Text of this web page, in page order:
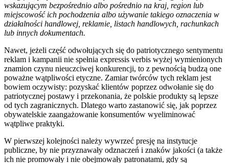
wskazującym bezpośrednio albo pośrednio na kraj, region lub
miejscowość ich pochodzenia albo używanie takiego oznaczenia w
działalności handlowej, reklamie, listach handlowych, rachunkach
lub innych dokumentach.
Nawet, jeżeli część odwołujących się do patriotycznego sentymentu
reklam i kampanii nie spełnia expressis verbis wyżej wymienionych
znamion czynu nieuczciwej konkurencji, to z pewnością budzą one
poważne wątpliwości etyczne. Zamiar twórców tych reklam jest
bowiem oczywisty: pozyskać klientów poprzez odwołanie się do
patriotycznej postawy i przekonania, że polskie produkty są lepsze
od tych zagranicznych. Dlatego warto zastanowić się, jak poprzez
obywatelskie zaangażowanie konsumentów wyeliminować
wątpliwe praktyki.
W pierwszej kolejności należy wywrzeć presję na instytucje
publiczne, by nie przyznawały odznaczeń i znaków jakości (a także
ich nie promowały i nie obejmowały patronatami, gdy są